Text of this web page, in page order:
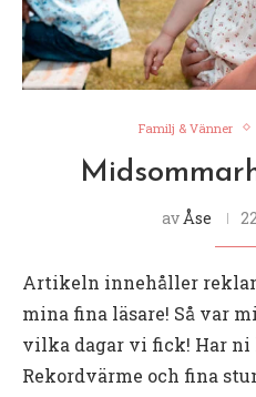
Familj & Vänner
av Åse
Artikeln innehåller
mina fina läsare! Så var
vilka dagar vi fick! Har ni
Rekordvärme och fina